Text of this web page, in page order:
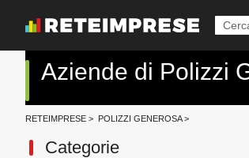
Aziende di Polizzi
RETEIMPRESE > POLIZZI GENEROSA>
Categorie